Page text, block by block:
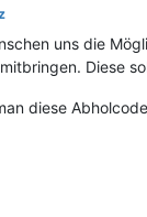
uns die
Diese
diese